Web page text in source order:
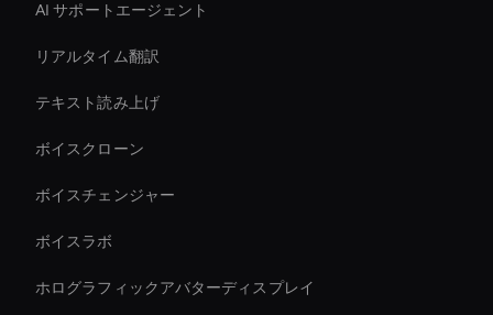
AI サポートエージェント
リアルタイム翻訳
テキスト読み上げ
ボイスクローン
ボイスチェンジャー
ボイスラボ
ホログラフィックアバターディスプレイ